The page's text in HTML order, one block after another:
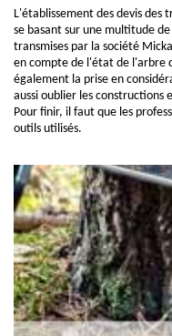
L'établissement des devis des
se basant sur une multitude
transmises par la société
en compte de l'état de l'arbre
également la prise en
aussi oublier les constructions
Pour finir, il faut que les
outils utilisés.